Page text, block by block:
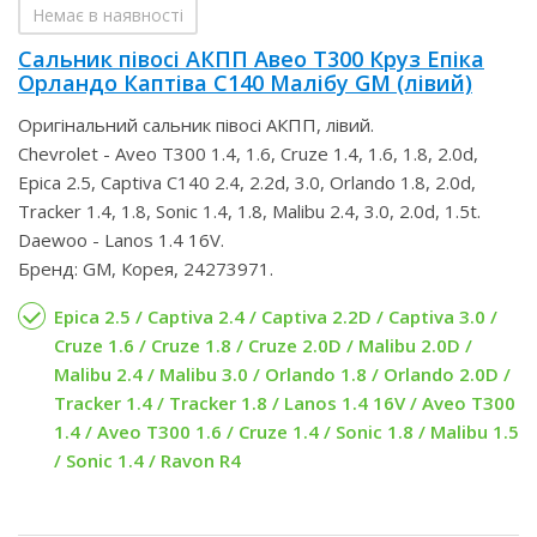
Немає в наявності
Сальник півосі АКПП Авео Т300 Круз Епіка
Орландо Каптіва С140 Малібу GM (лівий)
Оригінальний сальник півосі АКПП, лівий.
Chevrolet - Aveo T300 1.4, 1.6, Cruze 1.4, 1.6, 1.8, 2.0d,
Epica 2.5, Captiva С140 2.4, 2.2d, 3.0, Orlando 1.8, 2.0d,
Tracker 1.4, 1.8, Sonic 1.4, 1.8, Malibu 2.4, 3.0, 2.0d, 1.5t.
Daewoo - Lanos 1.4 16V.
Бренд: GM, Корея, 24273971.
Epica 2.5 / Captiva 2.4 / Captiva 2.2D / Captiva 3.0 /
Cruze 1.6 / Cruze 1.8 / Cruze 2.0D / Malibu 2.0D /
Malibu 2.4 / Malibu 3.0 / Orlando 1.8 / Orlando 2.0D /
Tracker 1.4 / Tracker 1.8 / Lanos 1.4 16V / Aveo T300
1.4 / Aveo T300 1.6 / Cruze 1.4 / Sonic 1.8 / Malibu 1.5
/ Sonic 1.4 / Ravon R4